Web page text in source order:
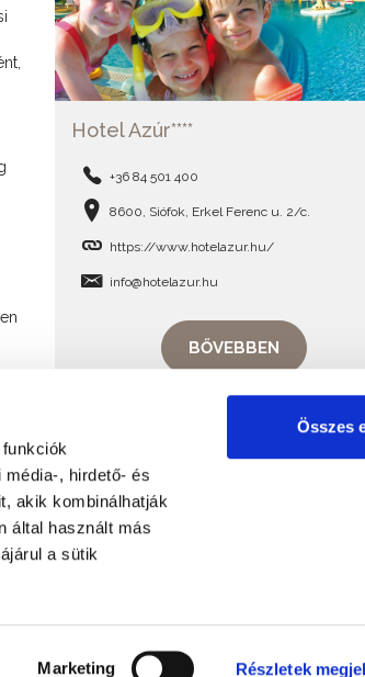
, hirdető- és
akik kombinálhatják
által használt más
a sütik
Marketing Részletek
Összes
Hotel Azúr****
+36 84 501 400
8600, Siófok, Erkel Ferenc u. 2/c.
https://www.hotelazur.hu/
info@hotelazur.hu
BŐVEBBEN